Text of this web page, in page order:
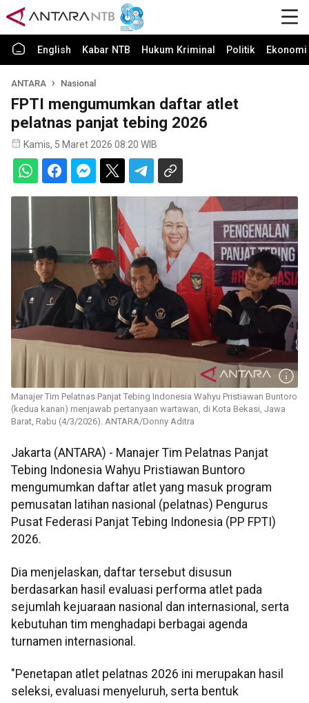
English Kabar NTB Hukum Kriminal Politik
ANTARA Nasional
FPTI mengumumkan daftar atlet
pelatnas panjat tebing 2026
Kamis, 5 Maret 2026 08:20 WIB
Manajer Tim Pelatnas Panjat Tebing Indonesia Wahyu Pristiawan Buntoro
(kedua kanan) menjawab pertanyaan wartawan, di Kota Bekasi, Jawa
Barat, Rabu (4/3/2026). ANTARA/Donny Aditra
Jakarta (ANTARA) - Manajer Tim Pelatnas Panjat
Tebing Indonesia Wahyu Pristiawan Buntoro
mengumumkan daftar atlet yang masuk program
pemusatan latihan nasional (pelatnas) Pengurus
Pusat Federasi Panjat Tebing Indonesia (PP FPTI)
2026.
Dia menjelaskan, daftar tersebut disusun
berdasarkan hasil evaluasi performa atlet pada
sejumlah kejuaraan nasional dan internasional, serta
kebutuhan tim menghadapi berbagai agenda
turnamen internasional.
"Penetapan atlet pelatnas 2026 ini merupakan hasil
seleksi, evaluasi menyeluruh, serta bentuk